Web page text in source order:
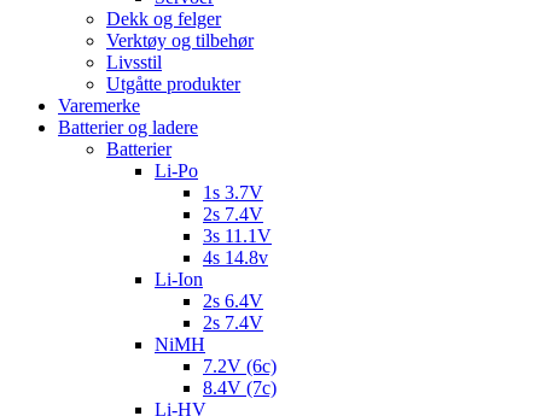
Dekk og felger
Verktøy og tilbehør
Livsstil
Utgåtte produkter
Varemerke
Batterier og ladere
Batterier
Li-Po
1s 3.7V
2s 7.4V
3s 11.1V
4s 14.8v
Li-Ion
2s 6.4V
2s 7.4V
NiMH
7.2V (6c)
8.4V (7c)
Li-HV